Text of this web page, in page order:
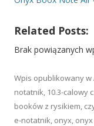
Related Posts:
Brak powiązanych
Wpis opublikowany w
notatnik, 10.3-calowy
booków z rysikiem,
e-notatnik, onyx,